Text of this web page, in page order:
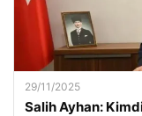
29/11/2025
Salih Ayhan: